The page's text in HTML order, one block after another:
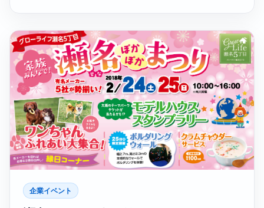
企業イベント